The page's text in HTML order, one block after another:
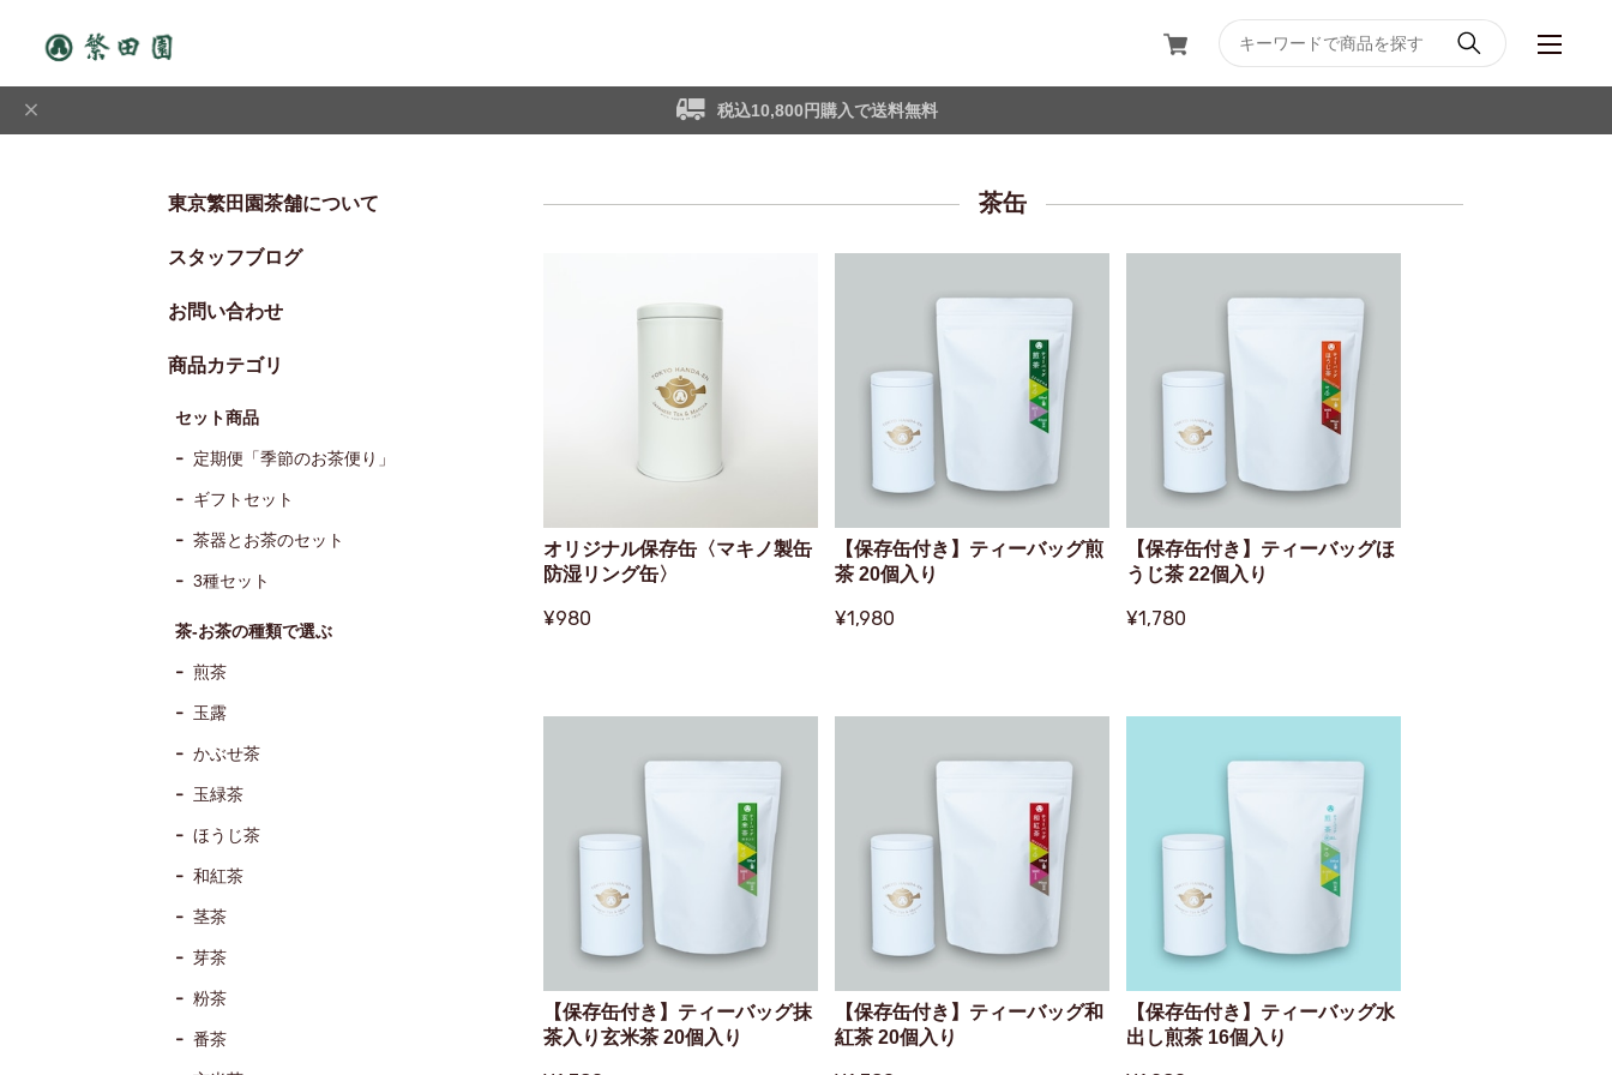
税込10,800円購入で送料無料
東京繁田園茶舗について
スタッフブログ
お問い合わせ
商品カテゴリ
セット商品
定期便「季節のお茶便り」
ギフトセット
茶器とお茶のセット
3種セット
茶-お茶の種類で選ぶ
煎茶
玉露
かぶせ茶
玉緑茶
ほうじ茶
和紅茶
茎茶
芽茶
粉茶
番茶
茶缶
オリジナル保存缶〈マキノ製缶
防湿リング缶〉
¥980
【保存缶付き】ティーバッグ煎
茶 20個入り
¥1,980
【保存缶付き】ティーバッグほ
うじ茶 22個入り
¥1,780
【保存缶付き】ティーバッグ抹
茶入り玄米茶 20個入り
【保存缶付き】ティーバッグ和
紅茶 20個入り
【保存缶付き】ティーバッグ水
出し煎茶 16個入り